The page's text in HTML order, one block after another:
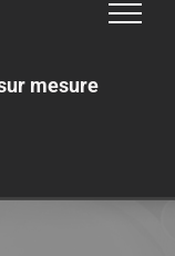
mesure